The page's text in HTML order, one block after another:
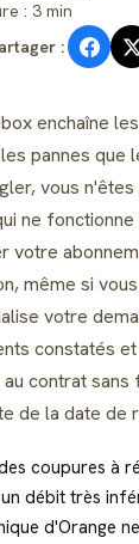
: 3 min
:
enchaîne
pannes que
vous
ne fonctionne
votre
même si
votre
constatés
contrat
de la date de
coupures à
débit très
d'Orange